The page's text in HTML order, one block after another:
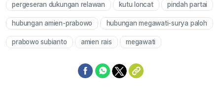
Mute
pergeseran dukungan relawan kutu loncat pindah partai
hubungan amien-prabowo hubungan megawati-surya paloh
prabowo subianto amien rais megawati